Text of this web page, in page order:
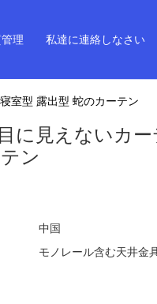
理 私達に連絡しなさい
室型 露出型 蛇のカーテン
に見えないカ
ン
中国
モノレール含む天井金